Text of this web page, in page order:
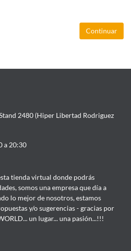
Continuar
2480 (Hiper Libertad Rodriguez
a 20:30
tienda virtual donde podrás
somos una empresa que día a
lo mejor de nosotros, estamos
y/o sugerencias - gracias por
un lugar... una pasión...!!!